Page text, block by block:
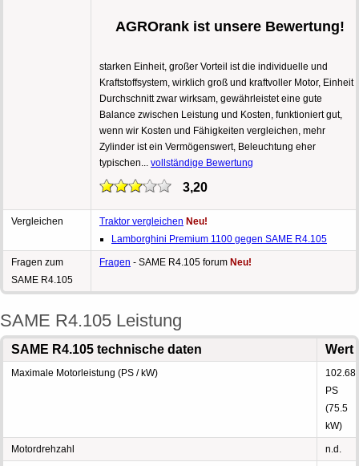
AGROrank ist unsere Bewertung!
starken Einheit, großer Vorteil ist die individuelle und
Kraftstoffsystem, wirklich groß und kraftvoller Motor, Einheit
Durchschnitt zwar wirksam, gewährleistet eine gute
Balance zwischen Leistung und Kosten, funktioniert gut,
wenn wir Kosten und Fähigkeiten vergleichen, mehr
Zylinder ist ein Vermögenswert, Beleuchtung eher
typischen... vollständige Bewertung
3,20
Vergleichen Traktor vergleichen Neu!
Lamborghini Premium 1100 gegen SAME R4.105
Fragen zum
SAME R4.105
Fragen - SAME R4.105 forum Neu!
SAME R4.105 Leistung
SAME R4.105 technische daten Wert
Maximale Motorleistung (PS / kW)
102.68
PS
(75.5
kW)
Motordrehzahl n.d.